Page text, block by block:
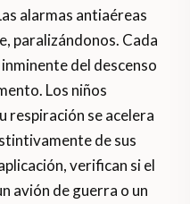
alarmas antiaéreas
paralizándonos. Cada
del descenso
Los niños
respiración se acelera
de sus
verifican si el
avión de guerra o un